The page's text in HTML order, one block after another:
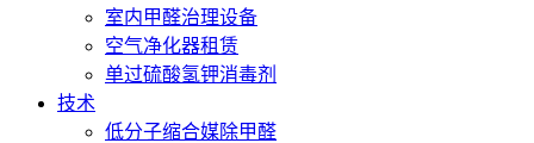
室内甲醛治理设备
空气净化器租赁
单过硫酸氢钾消毒剂
技术
低分子缩合媒除甲醛